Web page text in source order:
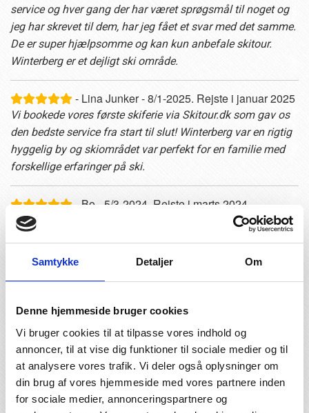
Samtykke Detaljer Om
Denne hjemmeside bruger cookies
Vi bruger cookies til at tilpasse vores indhold og
annoncer, til at vise dig funktioner til sociale medier og til
at analysere vores trafik. Vi deler også oplysninger om
din brug af vores hjemmeside med vores partnere inden
for sociale medier, annonceringspartnere og
service og hver gang der har været sprøgsmål til noget og
jeg har skrevet til dem, har jeg fået et svar med det samme.
De er super hjælpsomme og kan kun anbefale skitour.
Winterberg er et dejligt ski område.
- Lina Junker - 8/1-2025. Rejste i januar 2025
Vi bookede vores første skiferie via Skitour.dk som gav os
den bedste service fra start til slut! Winterberg var en rigtig
hyggelig by og skiområdet var perfekt for en familie med
forskellige erfaringer på ski.
- Bo - 5/3-2024. Rejste i marts 2024
Vi tager altid til Østrig i uge 7, og så tager vi altid en 3-
men prisen er også noget helt andet, og perfekt til en ekstra
- Jesper - 10/3-2022. Rejste i februar 2022
Har været i Norge og Østrig masser af gange, så var noget
skeptisk. Men det er perfekt til familietur eller nogle ekstra
dages skiferie.
- Jakob - 5/3-2022. Rejste i februar 2022